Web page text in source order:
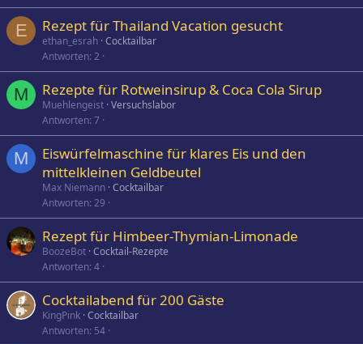
E Rezept für Thailand Vacation gesucht
ethan_esrah Cocktailbar
Antworten 2
M Rezepte für Rotweinsirup & Coca Cola Sirup
Muehlengeist Versuchslabor
Antworten 7
M
Eiswürfelmaschine für klares Eis und den
mittelkleinen Geldbeutel
Max Niemann Cocktailbar
Antworten 29
Rezept für Himbeer-Thymian-Limonade
BoozeBot Cocktail-Rezepte
Antworten 4
Cocktailabend für 200 Gäste
KingPink Cocktailbar
Antworten 54